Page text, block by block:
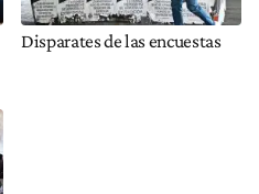
Disparates de las encuestas